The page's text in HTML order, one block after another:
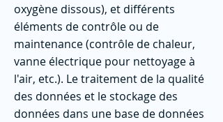
oxygène dissous), et différents
éléments de contrôle ou de
maintenance (contrôle de chaleur,
vanne électrique pour nettoyage à
l'air, etc.). Le traitement de la qualité
des données et le stockage des
données dans une base de données